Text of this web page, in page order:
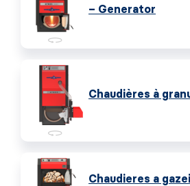
– Generator
Chaudières à
Chaudieres a